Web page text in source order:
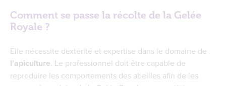
Comment se passe la récolte de la Gelée
Royale ?
Elle nécessite dextérité et expertise dans le domaine de
l’apiculture. Le professionnel doit être capable de
reproduire les comportements des abeilles afin de les